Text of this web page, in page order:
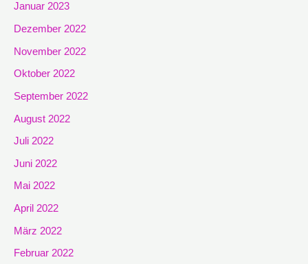
Januar 2023
Dezember 2022
November 2022
Oktober 2022
September 2022
August 2022
Juli 2022
Juni 2022
Mai 2022
April 2022
März 2022
Februar 2022